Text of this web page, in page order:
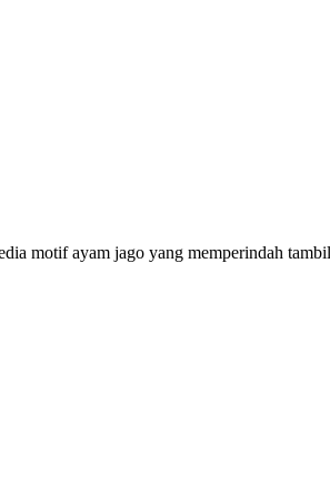
motif ayam jago yang memperindah